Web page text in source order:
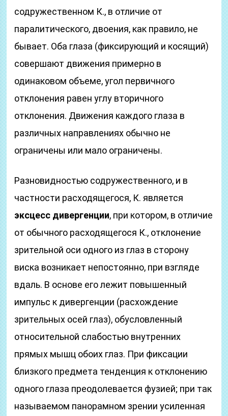
содружественном К., в отличие от
паралитического, двоения, как правило, не
бывает. Оба глаза (фиксирующий и косящий)
совершают движения примерно в
одинаковом объеме, угол первичного
отклонения равен углу вторичного
отклонения. Движения каждого глаза в
различных направлениях обычно не
ограничены или мало ограничены.
Разновидностью содружественного, и в
частности расходящегося, К. является
эксцесс дивергенции, при котором, в отличие
от обычного расходящегося К., отклонение
зрительной оси одного из глаз в сторону
виска возникает непостоянно, при взгляде
вдаль. В основе его лежит повышенный
импульс к дивергенции (расхождение
зрительных осей глаз), обусловленный
относительной слабостью внутренних
прямых мышц обоих глаз. При фиксации
близкого предмета тенденция к отклонению
одного глаза преодолевается фузией; при так
называемом панорамном зрении усиленная